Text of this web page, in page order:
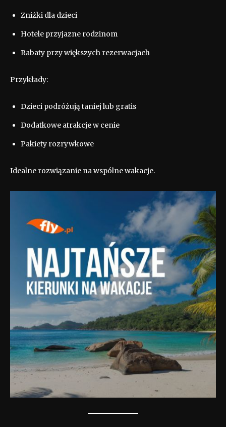
Zniżki dla dzieci
Hotele przyjazne rodzinom
Rabaty przy większych rezerwacjach
Przykłady:
Dzieci podróżują taniej lub gratis
Dodatkowe atrakcje w cenie
Pakiety rozrywkowe
Idealne rozwiązanie na wspólne wakacje.